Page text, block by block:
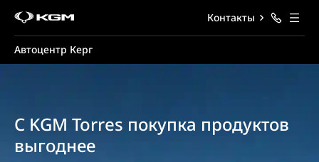
Автоцентр Керг
Контакты
С KGM Torres покупка продуктов
выгоднее